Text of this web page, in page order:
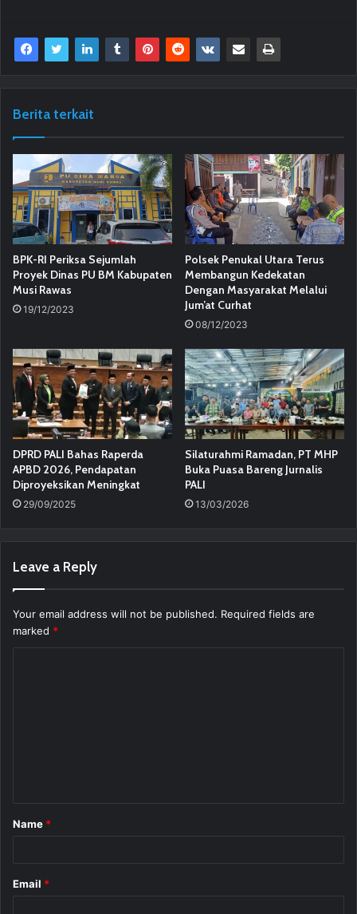
Berita terkait
BPK-RI Periksa Sejumlah
Proyek Dinas PU BM Kabupaten
Musi Rawas
19/12/2023
Polsek Penukal Utara Terus
Membangun Kedekatan
Dengan Masyarakat Melalui
Jum’at Curhat
08/12/2023
DPRD PALI Bahas Raperda
APBD 2026, Pendapatan
Diproyeksikan Meningkat
29/09/2025
Silaturahmi Ramadan, PT MHP
Buka Puasa Bareng Jurnalis
PALI
13/03/2026
Leave a Reply
Your email address will not be published. Required fields are
marked *
*
Name *
Email *